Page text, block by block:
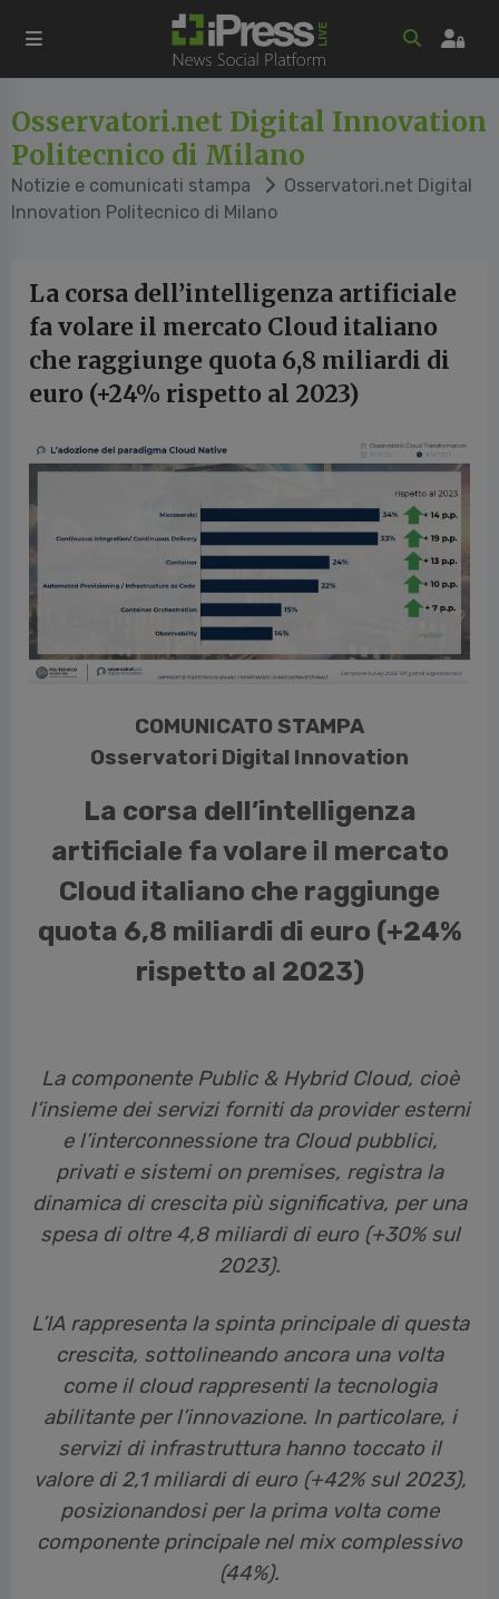
Osservatori.net Digital Innovation
Politecnico di Milano
Notizie e comunicati stampa
Osservatori.net Digital
Innovation Politecnico di Milano
La corsa dell’intelligenza artificiale
fa volare il mercato Cloud italiano
che raggiunge quota 6,8 miliardi di
euro (+24% rispetto al 2023)
COMUNICATO STAMPA
Osservatori Digital Innovation
Cloud italiano che raggiunge
quota 6,8 miliardi di euro (+24%
rispetto al 2023)
La componente Public & Hybrid Cloud, cioè
l’insieme dei servizi forniti da provider esterni
e l’interconnessione tra Cloud pubblici,
privati e sistemi on premises, registra la
dinamica di crescita più significativa, per una
spesa di oltre 4,8 miliardi di euro (+30% sul
2023).
L’IA rappresenta la spinta principale di questa
crescita, sottolineando ancora una volta
come il cloud rappresenti la tecnologia